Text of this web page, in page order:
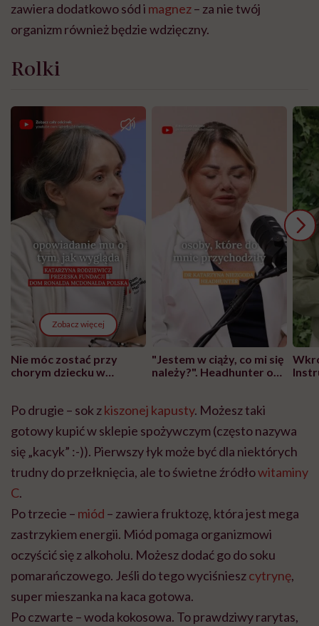
zawiera dodatkowo sód i magnez– za nie twój
organizm również będzie wdzięczny.
Rolki
Zobacz więcej
Nie móc zostać przy
chorym dziecku w
może chyba tylko
głupota i brak
wyobraźni"
"Jestem w ciąży, co mi się
należy?". Headhunter o
pracy
Po drugie – sok zkiszonej kapusty. Możesz taki
gotowy kupić w sklepie spożywczym (często nazywa
się „kacyk” :-)). Pierwszy łyk może być dla niektórych
trudny do przełknięcia, ale to świetne źródłowitaminy
C.
Po trzecie – miód – zawiera fruktozę, która jest mega
zastrzykiem energii. Miód pomaga organizmowi
oczyścić się z alkoholu. Możesz dodać go do soku
pomarańczowego. Jeśli do tego wyciśnieszcytrynę,
super mieszanka na kaca gotowa.
Po czwarte – woda kokosowa. To prawdziwy rarytas,